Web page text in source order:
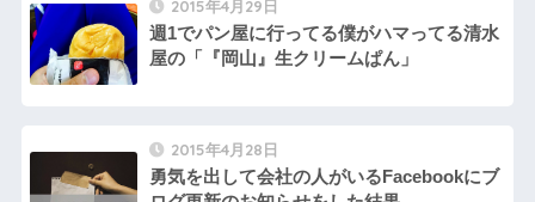
2015年4月29日
週1でパン屋に行ってる僕がハマってる清水
屋の「『岡山』生クリームぱん」
2015年4月28日
勇気を出して会社の人がいるFacebookにブ